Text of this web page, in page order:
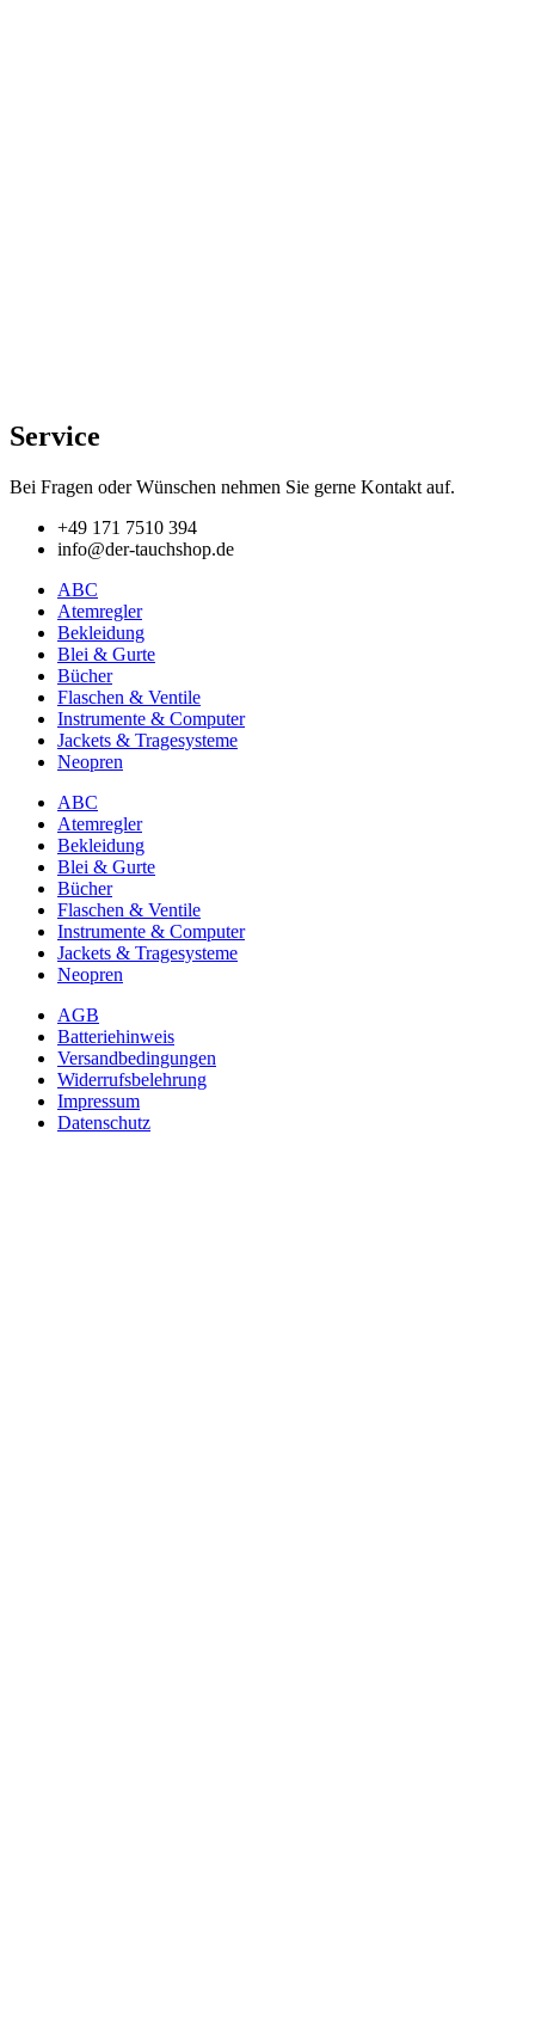
Service
Bei Fragen oder Wünschen nehmen Sie gerne Kontakt auf.
+49 171 7510 394
info@der-tauchshop.de
ABC
Atemregler
Bekleidung
Blei & Gurte
Bücher
Flaschen & Ventile
Instrumente & Computer
Jackets & Tragesysteme
Neopren
ABC
Atemregler
Bekleidung
Blei & Gurte
Bücher
Flaschen & Ventile
Instrumente & Computer
Jackets & Tragesysteme
Neopren
AGB
Batteriehinweis
Versandbedingungen
Widerrufsbelehrung
Impressum
Datenschutz